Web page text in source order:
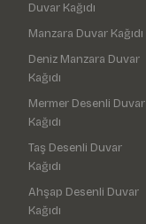
Duvar Kağıdı
Manzara Duvar Kağıdı
Deniz Manzara Duvar
Kağıdı
Mermer Desenli Duvar
Kağıdı
Taş Desenli Duvar
Kağıdı
Ahşap Desenli Duvar
Kağıdı